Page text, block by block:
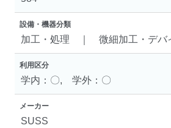
設備・機器分類
加工・処理 ｜ 微細加工・デバ
利用区分
学内：〇, 学外：〇
メーカー
SUSS